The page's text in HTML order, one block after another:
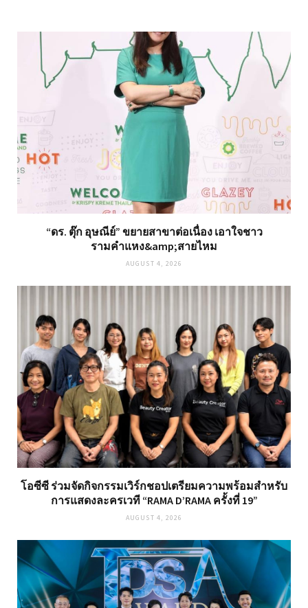
“ดร. ตุ๊ก อุษณีย์” ขยายสาขาต่อเนื่อง เอาใจชาว
รามคำแหง&amp;สายไหม
AUGUST 4, 2026
โอซีซี ร่วมจัดกิจกรรมเวิร์กชอปเตรียมความพร้อมสำหรับ
การแสดงละครเวที “RAMA D’RAMA ครั้งที่ 19”
AUGUST 4, 2026